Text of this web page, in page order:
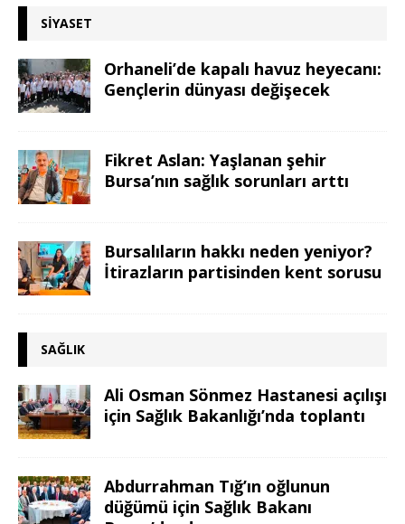
SIYASET
Orhaneli’de kapalı havuz heyecanı:
Gençlerin dünyası değişecek
Fikret Aslan: Yaşlanan şehir
Bursa’nın sağlık sorunları arttı
Bursalıların hakkı neden yeniyor?
İtirazların partisinden kent sorusu
SAĞLIK
Ali Osman Sönmez Hastanesi açılışı
için Sağlık Bakanlığı’nda toplantı
Abdurrahman Tığ’ın oğlunun
düğümü için Sağlık Bakanı